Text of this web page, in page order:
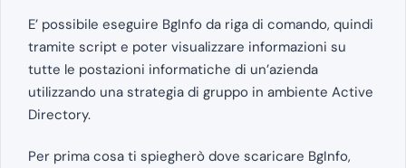
E’ possibile eseguire BgInfo da riga di comando, quindi
tramite script e poter visualizzare informazioni su
tutte le postazioni informatiche di un’azienda
utilizzando una strategia di gruppo in ambiente Active
Directory.
Per prima cosa ti spiegherò dove scaricare BgInfo,